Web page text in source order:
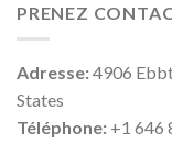
PRENEZ
Adresse:4906
States
Téléphone: +1 646